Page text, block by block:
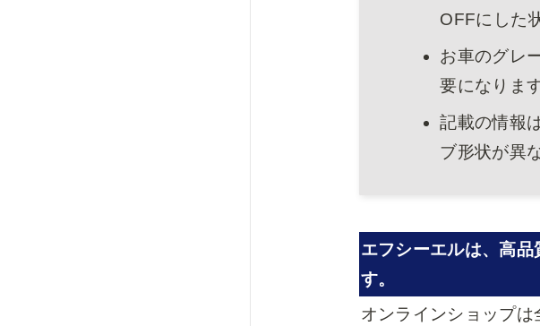
OFFにした
お車のグレ
要になりま
記載の情報
ブ形状が異
エフシーエルは、高
す。
オンラインショップ